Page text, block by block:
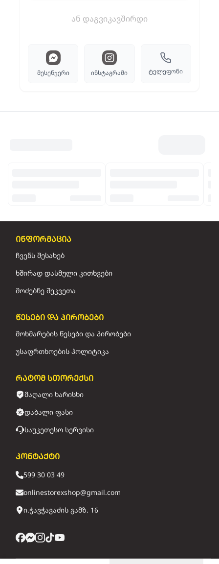
ან დაგვიკავშირდი
მესენჯერი ინსტაგრამი ტელეფონი
ინფორმაცია
ჩვენს შესახებ
ხშირად დასმული კითხვები
მოძებნე შეკვეთა
წესები და პირობები
მოხმარების წესები და პირობები
უსაფრთხოების პოლიტიკა
რატომ სთორექსი
მაღალი ხარისხი
დაბალი ფასი
საუკეთესო სერვისი
კონტაქტი
599 30 03 49
onlinestorexshop@gmail.com
ი.ჭავჭავაძის გამზ. 16